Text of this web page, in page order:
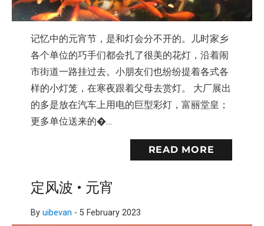
记忆中的元宵节，是和灯会分不开的。儿时家乡
各个单位的巧手们都会扎了很美的花灯，沿着闹
市街道一路挂过去。小朋友们也纷纷提着各式各
样的小灯笼，在寒夜跟着父母去赏灯。 大厂展出
的多是放在汽车上用电的巨型彩灯，富丽堂皇；
更多单位送来的�…
READ MORE
定风波 • 元宵
By uibevan - 5 February 2023